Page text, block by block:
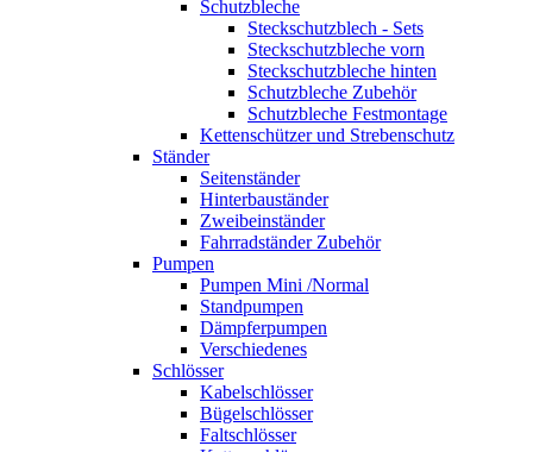
Schutzbleche
Steckschutzblech - Sets
Steckschutzbleche vorn
Steckschutzbleche hinten
Schutzbleche Zubehör
Schutzbleche Festmontage
Kettenschützer und Strebenschutz
Ständer
Seitenständer
Hinterbauständer
Zweibeinständer
Fahrradständer Zubehör
Pumpen
Pumpen Mini /Normal
Standpumpen
Dämpferpumpen
Verschiedenes
Schlösser
Kabelschlösser
Bügelschlösser
Faltschlösser